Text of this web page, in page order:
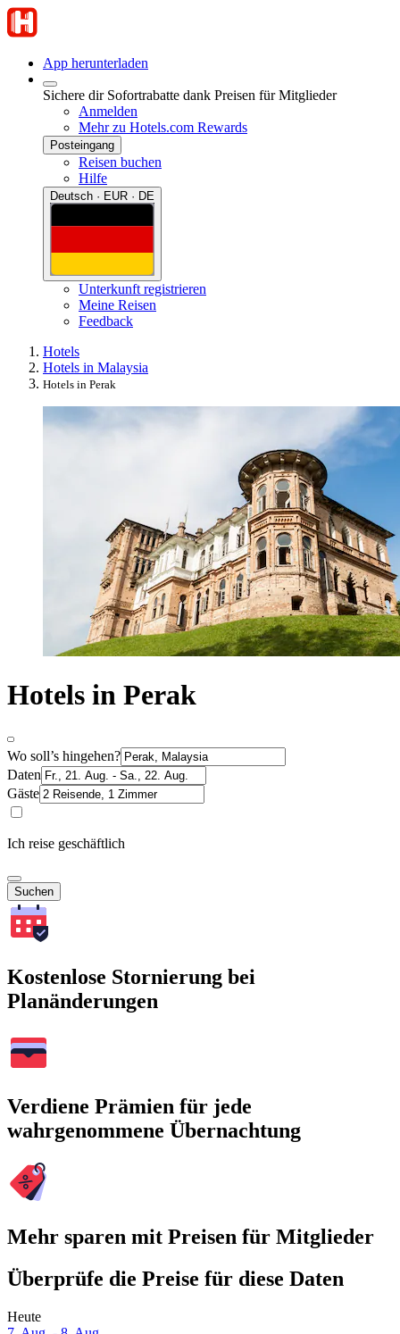
App herunterladen
Sichere dir Sofortrabatte dank Preisen für Mitglieder
Anmelden
Mehr zu Hotels.com Rewards
Posteingang
Reisen buchen
Hilfe
Deutsch · EUR · DE
Unterkunft registrieren
Meine Reisen
Feedback
Hotels
Hotels in Malaysia
Hotels in Perak
Hotels in Perak
Wo soll’s hingehen?
Daten
Gäste
Ich reise geschäftlich
Suchen
Kostenlose Stornierung bei
Planänderungen
Verdiene Prämien für jede
wahrgenommene Übernachtung
Mehr sparen mit Preisen für Mitglieder
Überprüfe die Preise für diese Daten
Heute